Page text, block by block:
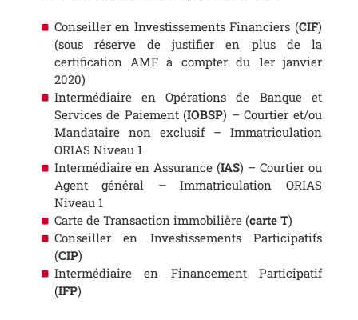
Conseiller en Investissements Financiers (CIF)
(sous réserve de justifier en plus de la
certification AMF à compter du 1er janvier
2020)
Intermédiaire en Opérations de Banque et
Services de Paiement (IOBSP) – Courtier et/ou
Mandataire non exclusif – Immatriculation
ORIAS Niveau 1
Intermédiaire en Assurance (IAS) – Courtier ou
Agent général – Immatriculation ORIAS
Niveau 1
Carte de Transaction immobilière (carte T)
Conseiller en Investissements Participatifs
(CIP)
Intermédiaire en Financement Participatif
(IFP)